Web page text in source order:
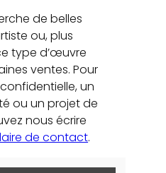
de belles
ou, plus
type d’œuvre
ventes. Pour
un
ou un projet de
nous écrire
de contact.